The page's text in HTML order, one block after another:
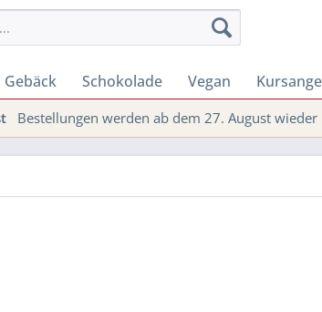
Gebäck Schokolade Vegan
Bestellungen werden ab dem 27. August